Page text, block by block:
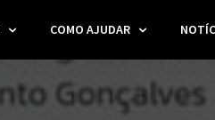
COMO AJUDAR